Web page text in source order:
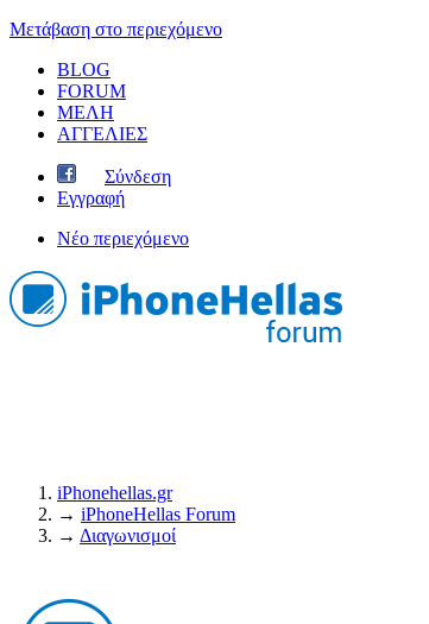
Μετάβαση στο περιεχόμενο
BLOG
FORUM
ΜΕΛΗ
ΑΓΓΕΛΙΕΣ
Σύνδεση
Εγγραφή
Νέο περιεχόμενο
iPhonehellas.gr
→ iPhoneHellas Forum
→ Διαγωνισμοί